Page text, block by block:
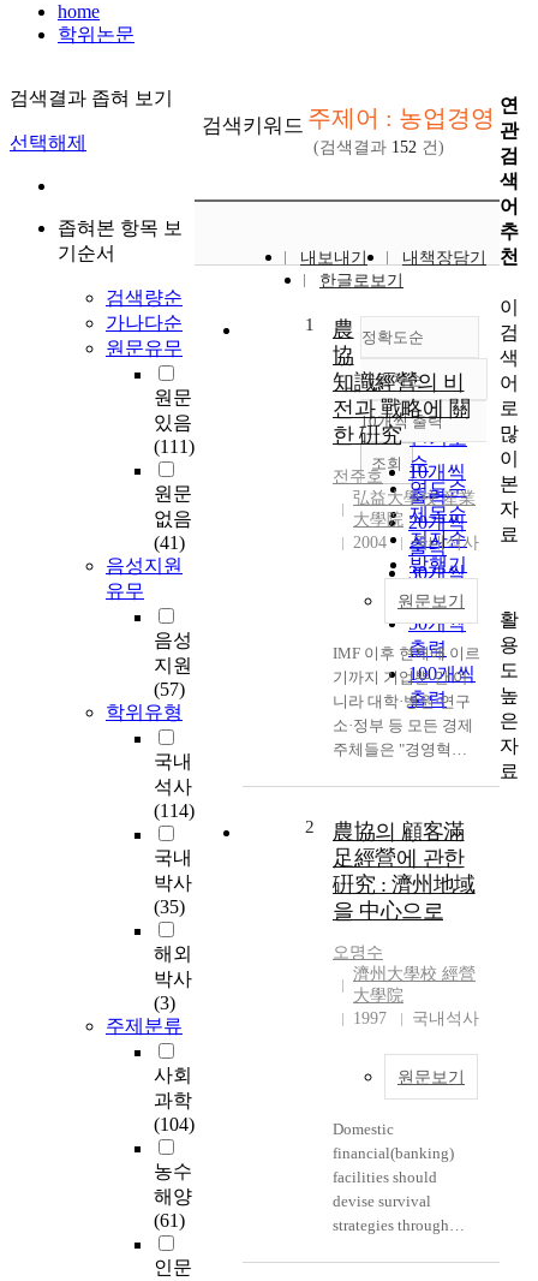
home
학위논문
검색결과 좁혀 보기
선택해제
좁혀본 항목 보
기순서
검색량순
가나다순
원문유무
원문
있음
(111)
원문
없음
(41)
음성지원
유무
음성
지원
(57)
학위유형
국내
석사
(114)
국내
박사
(35)
해외
박사
(3)
주제분류
사회
과학
(104)
농수
해양
(61)
인문
검색키워드 주제어 : 농업경영
(검색결과 152 건)
내보내기
내책장담기
한글로보기
정확도순
정확도
순
인기도
순
연도순
제목순
저자순
발행기
관순
내림차순
내림차순
10개씩 출력
10개씩
출력
20개씩
출력
30개씩
출력
50개씩
출력
100개씩
출력
조회
1
農
協
知識經營의 비
전과 戰略에 關
한 硏究
전주호
弘益大學校 産業
大學院
2004
국내석사
원문보기
IMF 이후 현재에 이르
기까지 기업뿐 만 아
니라 대학·병원·연구
소·정부 등 모든 경제
주체들은 "경영혁신"
경영혁신이란 화두
(Key Word)가 이렇게
보편화되고 있는 이유
는 의외로 단순하다.
지금까지 생각하고 일
해왔던 방식이나 원칙
을 크게 바꾸어 새롭
게 나서지 않으면 살
아남기 어려울 정도로
최근의 기업경영 환경
계화·정보화·디지털
화·첨단기술화 등 여
러 가지 표현되면서
그 변화가 급격하게,
그리고 예측이 어려우
2
農協의 顧客滿
足經營에 관한
硏究 : 濟州地域
을 中心으로
오명수
濟州大學校 經營
大學院
1997
국내석사
원문보기
Domestic
financial(banking)
facilities should
devise survival
strategies through
연
관
검
색
어
추
천
이
검
색
어
로
많
이
본
자
료
활
용
도
높
은
자
료